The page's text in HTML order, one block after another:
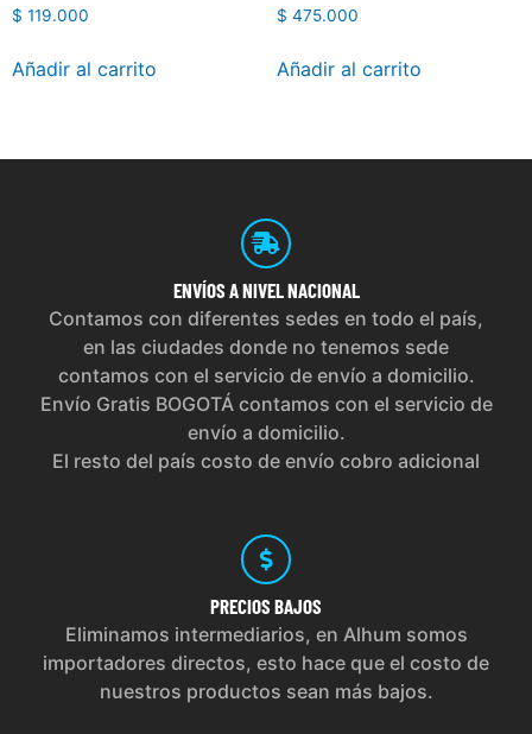
$ 119.000
Añadir al carrito
$ 475.000
Añadir al carrito
ENVÍOS A NIVEL NACIONAL
Contamos con diferentes sedes en todo el país,
en las ciudades donde no tenemos sede
contamos con el servicio de envío a domicilio.
Envío Gratis BOGOTÁ contamos con el servicio de
envío a domicilio.
El resto del país costo de envío cobro adicional
PRECIOS BAJOS
Eliminamos intermediarios, en Alhum somos
importadores directos, esto hace que el costo de
nuestros productos sean más bajos.